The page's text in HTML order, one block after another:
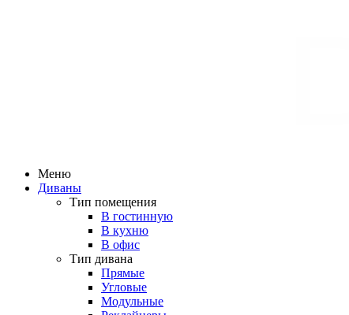
Меню
Диваны
Тип помещения
В гостинную
В кухню
В офис
Тип дивана
Прямые
Угловые
Модульные